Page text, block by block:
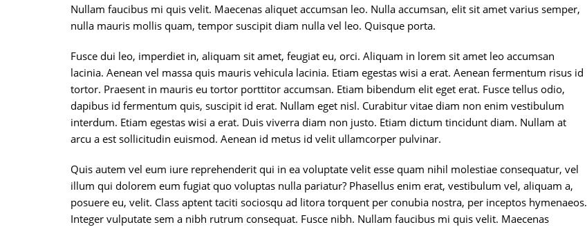
Nullam faucibus mi quis velit. Maecenas aliquet accumsan leo. Nulla accumsan, elit sit amet varius semper,
nulla mauris mollis quam, tempor suscipit diam nulla vel leo. Quisque porta.
Fusce dui leo, imperdiet in, aliquam sit amet, feugiat eu, orci. Aliquam in lorem sit amet leo accumsan
lacinia. Aenean vel massa quis mauris vehicula lacinia. Etiam egestas wisi a erat. Aenean fermentum risus id
tortor. Praesent in mauris eu tortor porttitor accumsan. Etiam bibendum elit eget erat. Fusce tellus odio,
dapibus id fermentum quis, suscipit id erat. Nullam eget nisl. Curabitur vitae diam non enim vestibulum
interdum. Etiam egestas wisi a erat. Duis viverra diam non justo. Etiam dictum tincidunt diam. Nullam at
arcu a est sollicitudin euismod. Aenean id metus id velit ullamcorper pulvinar.
Quis autem vel eum iure reprehenderit qui in ea voluptate velit esse quam nihil molestiae consequatur, vel
illum qui dolorem eum fugiat quo voluptas nulla pariatur? Phasellus enim erat, vestibulum vel, aliquam a,
posuere eu, velit. Class aptent taciti sociosqu ad litora torquent per conubia nostra, per inceptos hymenaeos.
Integer vulputate sem a nibh rutrum consequat. Fusce nibh. Nullam faucibus mi quis velit. Maecenas